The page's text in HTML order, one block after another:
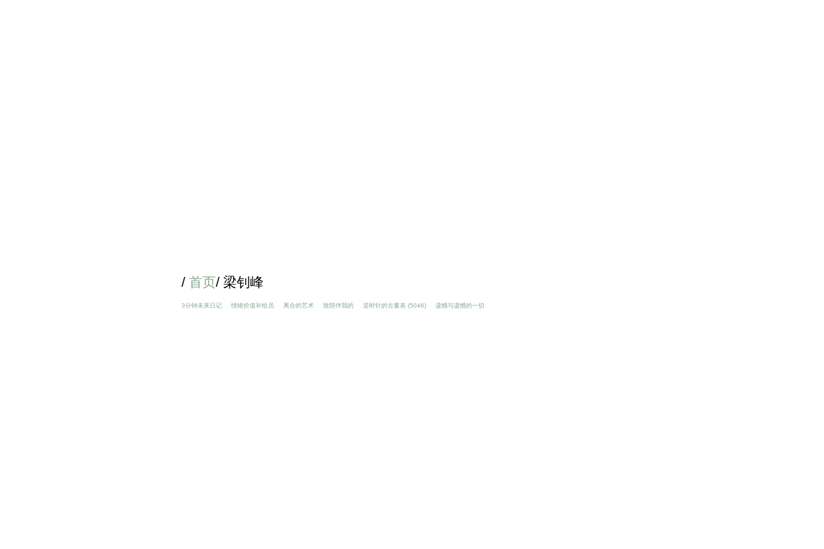
/ 首页/ 梁钊峰
3分钟未来日记 情绪价值补给员 离合的艺术 致陪伴我的 逆时针的古董表 (5046) 遗憾与遗憾的一切